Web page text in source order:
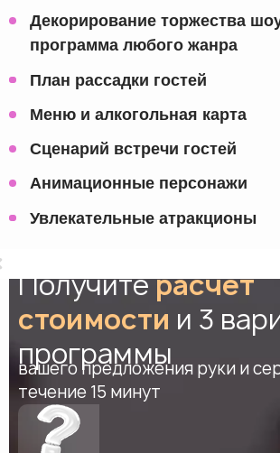
Декорирование торжества
программа любого жанра
План рассадки гостей
Меню и алкогольная карта
Сценарий встречи гостей
Анимационные персонажи
Увлекательные атракционы
Получитерасчет
стоимости и 3
программы
вашего предложения руки и
течение 15 минут